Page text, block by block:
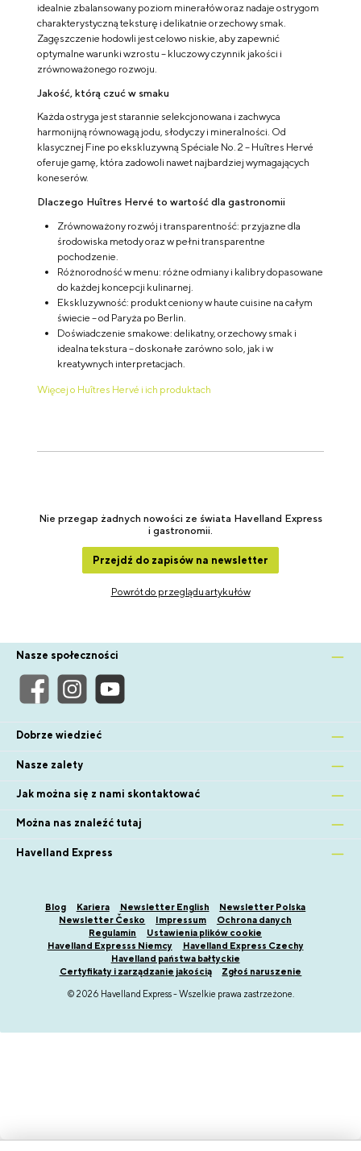
idealnie zbalansowany poziom minerałów oraz nadaje ostrygom
charakterystyczną teksturę i delikatnie orzechowy smak.
Zagęszczenie hodowli jest celowo niskie, aby zapewnić
optymalne warunki wzrostu – kluczowy czynnik jakości i
zrównoważonego rozwoju.
Jakość, którą czuć w smaku
Każda ostryga jest starannie selekcjonowana i zachwyca
harmonijną równowagą jodu, słodyczy i mineralności. Od
klasycznej Fine po ekskluzywną Spéciale No. 2 – Huîtres Hervé
oferuje gamę, która zadowoli nawet najbardziej wymagających
koneserów.
Dlaczego Huîtres Hervé to wartość dla gastronomii
Zrównoważony rozwój i transparentność: przyjazne dla
środowiska metody oraz w pełni transparentne
pochodzenie.
Różnorodność w menu: różne odmiany i kalibry dopasowane
do każdej koncepcji kulinarnej.
Ekskluzywność: produkt ceniony w haute cuisine na całym
świecie – od Paryża po Berlin.
Doświadczenie smakowe: delikatny, orzechowy smak i
idealna tekstura – doskonałe zarówno solo, jak i w
kreatywnych interpretacjach.
Więcej o Huîtres Hervé i ich produktach
Nie przegap żadnych nowości ze świata Havelland Express
i gastronomii.
Przejdź do zapisów na newsletter
Powrót do przeglądu artykułów
Nasze społeczności
Dobrze wiedzieć
Nasze zalety
Jak można się z nami skontaktować
Można nas znaleźć tutaj
Havelland Express
Blog Kariera Newsletter English
Newsletter Polska
Newsletter Česko
Impressum
Ochrona danych
Regulamin
Ustawienia plików cookie
Havelland Expresss Niemcy
Havelland Express Czechy
Havelland państwa bałtyckie
Certyfikaty i zarządzanie jakością
Zgłoś naruszenie
© 2026 Havelland Express - Wszelkie prawa zastrzeżone.